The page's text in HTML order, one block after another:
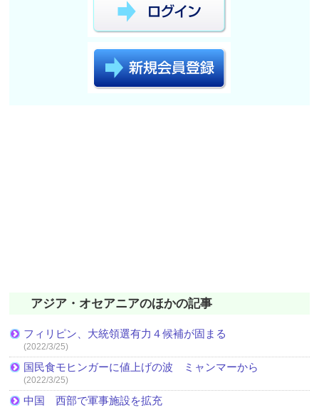
アジア・オセアニアのほかの記事
フィリピン、大統領選有力４候補が固まる
(2022/3/25)
国民食モヒンガーに値上げの波 ミャンマーから
(2022/3/25)
中国 西部で軍事施設を拡充